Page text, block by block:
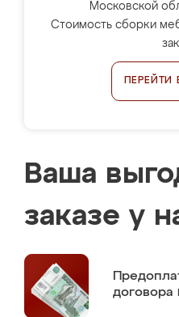
Московской
Стоимость сборки
ПЕРЕЙТИ
Ваша
заказе у
договора